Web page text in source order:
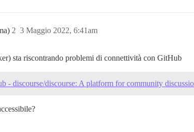
3 Maggio 2022, 6:41am
2
sta riscontrando problemi di connettività con GitHub
- discourse/discourse: A platform for community